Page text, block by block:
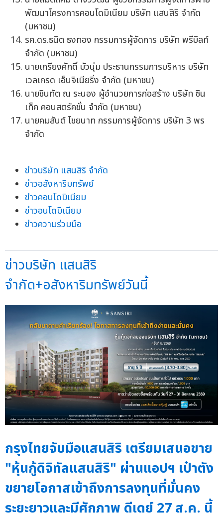
พัฒนาโครงการคอนโดมิเนียม บริษัท แสนสิริ จำกัด
(มหาชน)
รศ.ดร.ธนิต ธงทอง กรรมการผู้จัดการ บริษัท พรีบิลท์
จำกัด (มหาชน)
นายเกรียงศักดิ์ บัวนุ่ม ประธานกรรมการบริหาร บริษัท
เวลเกรด เอ็นจิเนียริ่ง จำกัด (มหาชน)
นายชินทัต ณ ระนอง ผู้อำนวยการก่อสร้าง บริษัท ซิน
เท็ค คอนสตรัคชั่น จำกัด (มหาชน)
นายคมสันต์ ไชยนาท กรรมการผู้จัดการ บริษัท 3 พร
จำกัด
ข่าวบริษัท แสนสิริ จำกัด
ข่าวอสังหาริมทรัพย์
ข่าวคอนโดมิเนียม
ข่าวอนโดมิเนียม
ข่าวความร่วมมือ
ข่าวบริษัท แสนสิริ
จำกัด+อสังหาริมทรัพย์วันนี้
กรุงไทยจับมือแสนสิริ เตรียมเสนอขาย
"หุ้นกู้ดิจิทัลแสนสิริ" ผ่านแอปฯ เป๋าตัง
ขยายโอกาสเข้าถึงการลงทุนที่มั่นคง
ระยะยาวและมีศักภาพ ดีเดย์ 27 ส.ค. นี้